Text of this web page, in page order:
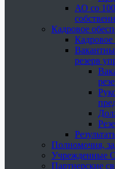
АО со
Кадровое
Кадровое
резерв
Полномочия,
Учрежденные
Партнерские